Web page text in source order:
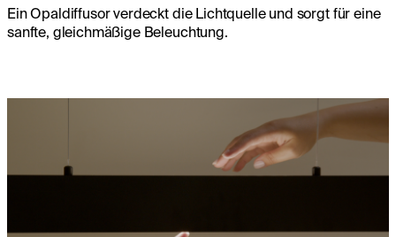
Ein Opaldiffusor verdeckt die Lichtquelle und sorgt für eine
sanfte, gleichmäßige Beleuchtung.